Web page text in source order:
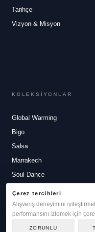
Tarihçe
Vizyon & Misyon
KOLEKSİYONLAR
Global Warming
Bigo
Salsa
Marrakech
Soul Dance
Çerez tercihleri
Alışveriş deneyimini
performansını izlemek için
ZORUNLU